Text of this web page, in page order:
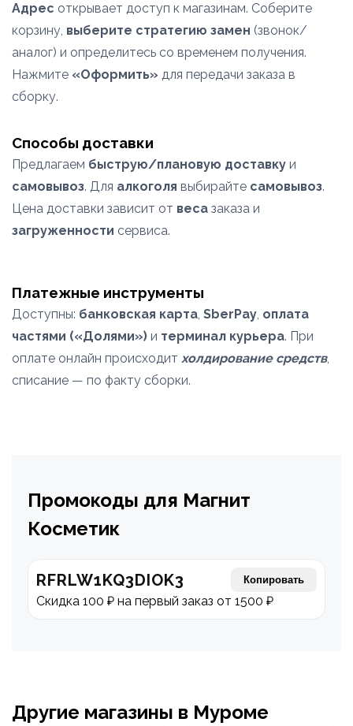
Адрес открывает доступ к магазинам. Соберите
корзину, выберите стратегию замен (звонок/
аналог) и определитесь со временем получения.
Нажмите «Оформить» для передачи заказа в
сборку.
Способы доставки
Предлагаем быструю/плановую доставку и
самовывоз. Для алкоголя выбирайте самовывоз.
Цена доставки зависит от веса заказа и
загруженности сервиса.
Платежные инструменты
Доступны: банковская карта, SberPay, оплата
частями («Долями») и терминал курьера. При
оплате онлайн происходит холдирование средств,
списание — по факту сборки.
Промокоды для Магнит
Косметик
RFRLW1KQ3DIOK3 Копировать
Скидка 100 ₽ на первый заказ от 1500 ₽
Другие магазины в Муроме